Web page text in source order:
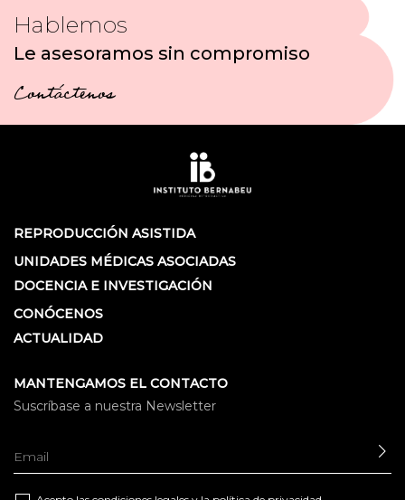
Hablemos
Le asesoramos sin compromiso
Contáctenos
REPRODUCCIÓN ASISTIDA
UNIDADES MÉDICAS ASOCIADAS
DOCENCIA E INVESTIGACIÓN
CONÓCENOS
ACTUALIDAD
MANTENGAMOS EL CONTACTO
Suscríbase a nuestra Newsletter